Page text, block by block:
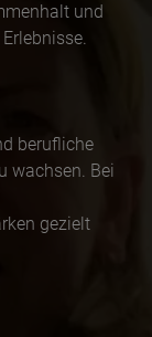
und
berufliche
wachsen. Bei
gezielt